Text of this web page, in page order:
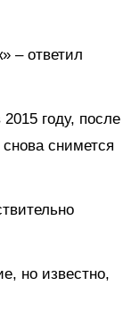
– ответил
году, после
снимется
но известно,